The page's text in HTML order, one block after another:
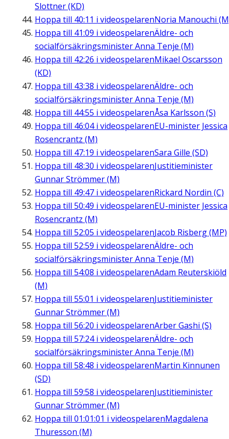
Slottner (KD)
Hoppa till 40:11 i videospelarenNoria Manouchi
Hoppa till 41:09 i videospelarenÄldre- och
socialförsäkringsminister Anna Tenje (M)
Hoppa till 42:26 i videospelarenMikael Oscarsson
(KD)
Hoppa till 43:38 i videospelarenÄldre- och
socialförsäkringsminister Anna Tenje (M)
Hoppa till 44:55 i videospelarenÅsa Karlsson (S)
Hoppa till 46:04i videospelarenEU-minister Jessica
Rosencrantz (M)
Hoppa till 47:19 i videospelarenSara Gille (SD)
Hoppa till 48:30 i videospelarenJustitieminister
Gunnar Strömmer (M)
Hoppa till 49:47 i videospelarenRickard Nordin (C)
Hoppa till 50:49 i videospelarenEU-minister Jessica
Rosencrantz (M)
Hoppa till 52:05 i videospelarenJacob Risberg (MP)
Hoppa till 52:59 i videospelarenÄldre- och
socialförsäkringsminister Anna Tenje (M)
Hoppa till 54:08 i videospelarenAdam Reuterskiöld
(M)
Hoppa till 55:01 i videospelarenJustitieminister
Gunnar Strömmer (M)
Hoppa till 56:20 i videospelarenArber Gashi (S)
Hoppa till 57:24i videospelarenÄldre- och
socialförsäkringsminister Anna Tenje (M)
Hoppa till 58:48 i videospelarenMartin Kinnunen
(SD)
Hoppa till 59:58 i videospelarenJustitieminister
Gunnar Strömmer (M)
Hoppa till 01:01:01 i videospelarenMagdalena
Thuresson (M)